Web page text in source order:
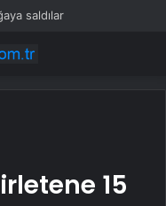
saldılar
15